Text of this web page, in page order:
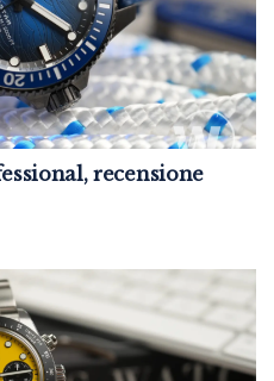
recensione